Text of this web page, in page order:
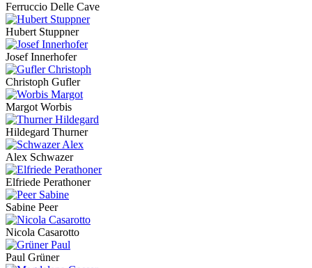
Ferruccio Delle Cave
Hubert Stuppner
Josef Innerhofer
Christoph Gufler
Margot Worbis
Hildegard Thurner
Alex Schwazer
Elfriede Perathoner
Sabine Peer
Nicola Casarotto
Paul Grüner